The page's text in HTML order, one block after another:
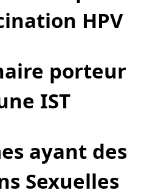
HPV
IST
Sexuelles